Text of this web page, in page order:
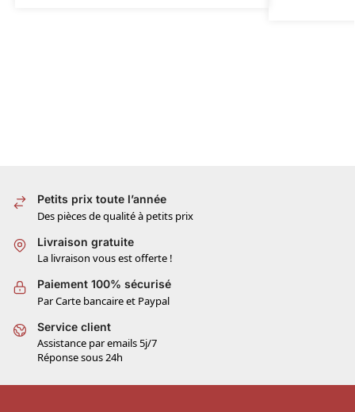
Petits prix toute l’année
Des pièces de qualité à petits prix
Livraison gratuite
La livraison vous est offerte !
Paiement 100% sécurisé
Par Carte bancaire et Paypal
Service client
Assistance par emails 5j/7
Réponse sous 24h